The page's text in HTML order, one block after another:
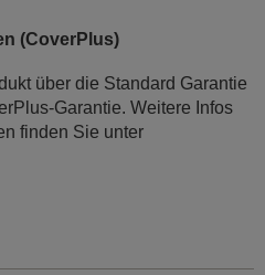
(CoverPlus)
über die Standard Garantie
Garantie. Weitere Infos
finden Sie unter